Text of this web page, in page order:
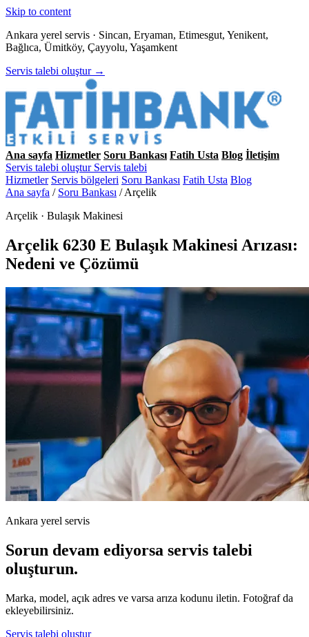
Skip to content
Ankara yerel servis · Sincan, Eryaman, Etimesgut, Yenikent,
Bağlıca, Ümitköy, Çayyolu, Yaşamkent
Servis talebi oluştur →
Ana sayfa Hizmetler Soru Bankası Fatih Usta Blog İletişim
Servis talebi oluştur Servis talebi
Hizmetler Servis bölgeleri Soru Bankası Fatih Usta Blog
Ana sayfa / Soru Bankası / Arçelik
Arçelik · Bulaşık Makinesi
Arçelik 6230 E Bulaşık Makinesi Arızası:
Nedeni ve Çözümü
Ankara yerel servis
Sorun devam ediyorsa servis talebi
oluşturun.
Marka, model, açık adres ve varsa arıza kodunu iletin. Fotoğraf da
ekleyebilirsiniz.
Servis talebi oluştur